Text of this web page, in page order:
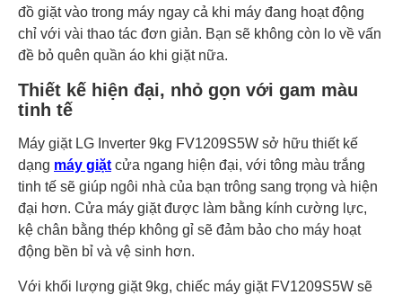
đồ giặt vào trong máy ngay cả khi máy đang hoạt động
chỉ với vài thao tác đơn giản. Bạn sẽ không còn lo về vấn
đề bỏ quên quần áo khi giặt nữa.
Thiết kế hiện đại, nhỏ gọn với gam màu
tinh tế
Máy giặt LG Inverter 9kg FV1209S5W sở hữu thiết kế
dạng máy giặt cửa ngang hiện đại, với tông màu trắng
tinh tế sẽ giúp ngôi nhà của bạn trông sang trọng và hiện
đại hơn. Cửa máy giặt được làm bằng kính cường lực,
kệ chân bằng thép không gỉ sẽ đảm bảo cho máy hoạt
động bền bỉ và vệ sinh hơn.
Với khối lượng giặt 9kg, chiếc máy giặt FV1209S5W sẽ